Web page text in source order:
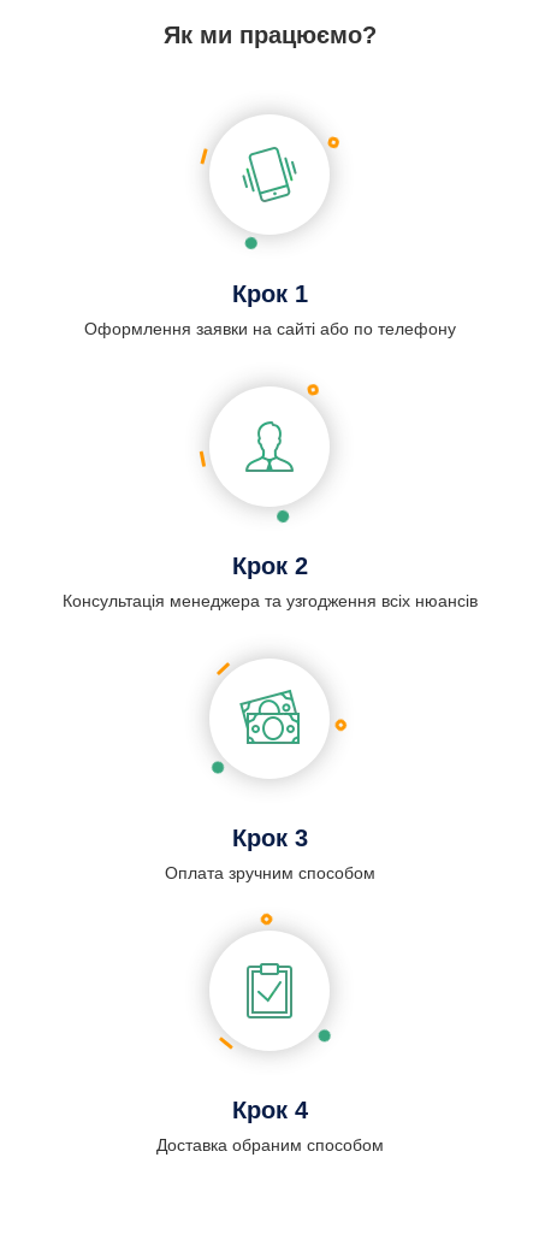
Як ми працюємо?
Крок 1
Оформлення заявки на сайті або по телефону
Крок 2
Консультація менеджера та узгодження всіх нюансів
Крок 3
Оплата зручним способом
Крок 4
Доставка обраним способом